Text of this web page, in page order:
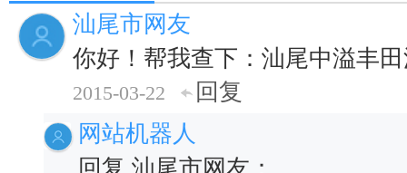
汕尾市网友
你好！帮我查下：汕尾中溢丰
2015-03-22
回复
网站机器人
回复 汕尾市网友：